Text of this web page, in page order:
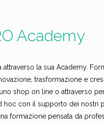
Academy
attraverso la sua Academy.
trasformazione e
shop on line o attraverso
hoc con il supporto dei nostri
formazione pensata da